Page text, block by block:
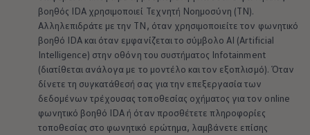
βοηθός IDA χρησιμοποιεί Τεχνητή Νοημοσύνη (ΤΝ).
Αλληλεπιδράτε με την ΤΝ, όταν χρησιμοποιείτε τον φωνητικό
βοηθό IDA και όταν εμφανίζεται το σύμβολο AI (Artificial
Intelligence) στην οθόνη του συστήματος Infotainment
(διατίθεται ανάλογα με το μοντέλο και τον εξοπλισμό). Όταν
δίνετε τη συγκατάθεσή σας για την επεξεργασία των
δεδομένων τρέχουσας τοποθεσίας οχήματος για τον οnline
φωνητικό βοηθό IDA ή όταν προσθέτετε πληροφορίες
τοποθεσίας στο φωνητικό ερώτημα, λαμβάνετε επίσης